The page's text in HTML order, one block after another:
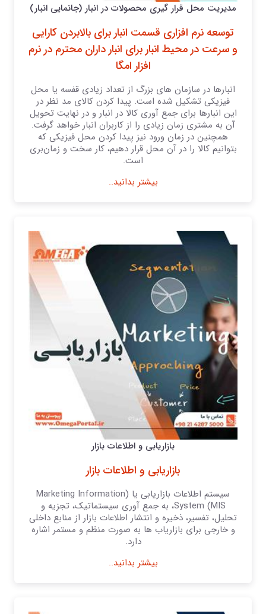
مدیریت محل قرار گیری محصولات در انبار (جانمایی انبار)
توسعه نرم افزاری قسمت انبار برای بالابردن کارایی
و سرعت در محیط انبار برای انبار داران محترم در نرم
افزار امگا
انبارها در سازمان های بزرگ از تعداد زیادی قفسه یا محل
فیزیکی تشکیل شده است. پیدا کردن کالای مد نظر در
این انبارها برای جمع آوری کالا در انبار و در نهایت تحویل
آن به مشتری زمان زیادی را از کاربران انبار خواهد گرفت.
همچنین در زمان ورود نیز پیدا کردن محل فیزیکی که
بتوانیم کالا را در آن محل قرار دهیم، کار سخت و زمان‌بری
است.
بیشتر بدانید..
بازاریابی و اطلاعات بازار
بازاریابی و اطلاعات بازار
سیستم اطلاعات بازاریابی یا (Marketing Information
System (MIS، به جمع آوری سیستماتیک، تجزیه و
تحلیل، تفسیر، ذخیره و انتشار اطلاعات بازار از منابع داخلی
و خارجی برای بازاریاب ها به صورت منظم و مستمر اشاره
دارد.
بیشتر بدانید..